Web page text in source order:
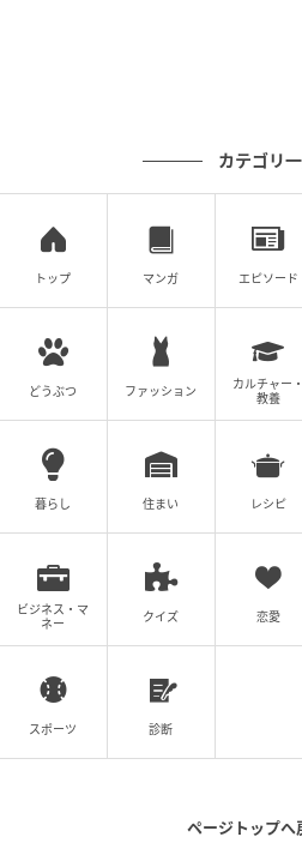
の記事をもっとみる
カテゴリ
トップ マンガ エピソード
どうぶつ ファッション
カルチャー・
教養
暮らし 住まい レシピ
ビジネス・マ
ネー
クイズ 恋愛
スポーツ 診断
ページトップへ